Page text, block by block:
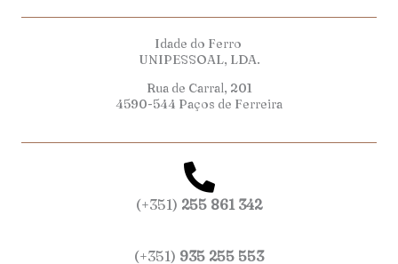
Idade do Ferro
UNIPESSOAL, LDA.
Rua de Carral, 201
4590-544 Paços de Ferreira
(+351) 255 861 342
(+351) 935 255 553